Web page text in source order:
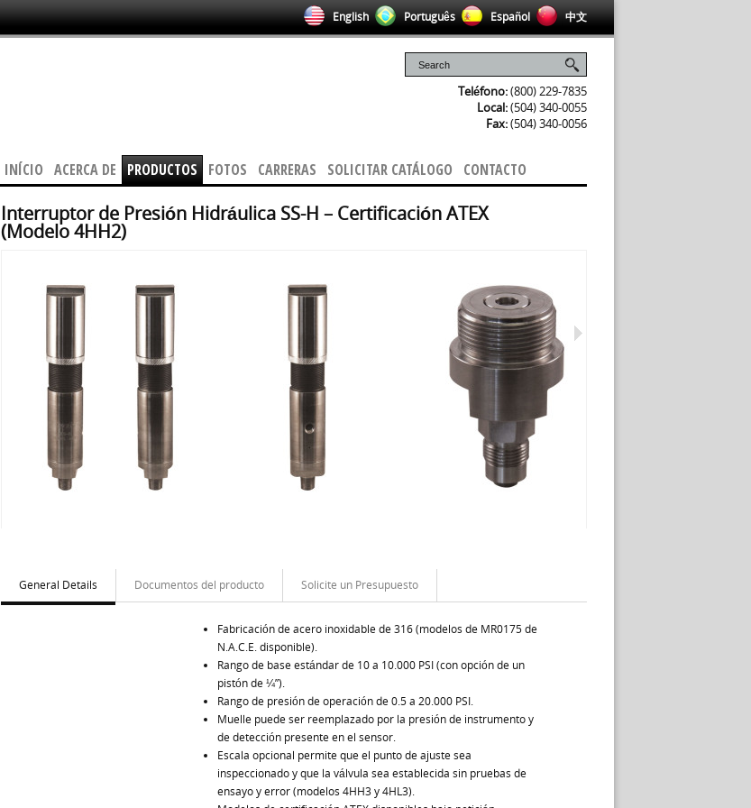
English Português Español 中文
Teléfono:(800) 229-7835
Local:(504) 340-0055
Fax:(504) 340-0056
INÍCIO ACERCA DE PRODUCTOS FOTOS CARRERAS SOLICITAR CATÁLOGO CONTACTO
Interruptor de Presión Hidráulica SS-H – Certificación ATEX
(Modelo 4HH2)
General Details Documentos del producto Solicite un Presupuesto
Fabricación de acero inoxidable de 316 (modelos de MR0175 de
N.A.C.E. disponible).
Rango de base estándar de 10 a 10.000 PSI (con opción de un
pistón de ¼”).
Rango de presión de operación de 0.5 a 20.000 PSI.
Muelle puede ser reemplazado por la presión de instrumento y
de detección presente en el sensor.
Escala opcional permite que el punto de ajuste sea
inspeccionado y que la válvula sea establecida sin pruebas de
ensayo y error (modelos 4HH3 y 4HL3).